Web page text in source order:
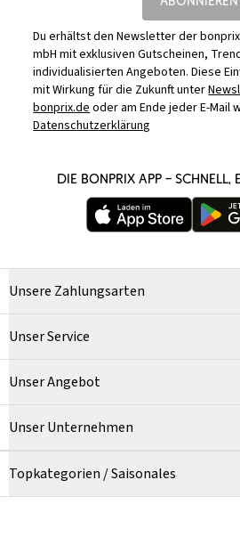
Du erhältst den Newsletter der
mbH mit exklusiven Gutscheinen,
individualisierten Angeboten. Diese
mit Wirkung für die Zukunft unter
bonprix.deoder am Ende jeder E-Mail
Datenschutzerklärung
DIE BONPRIX APP – SCHNELL,
Unsere Zahlungsarten
Unser Service
Unser Angebot
Unser Unternehmen
Topkategorien / Saisonales